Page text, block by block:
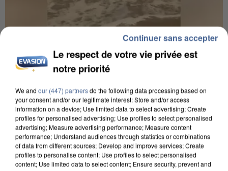
7h56
Une touriste de l’Oise emportée par une coulée de
boue en Haute-Savoie
Son corps a été retrouvé à cinq kilomètres de là.
Le respect de votre vie privée est
notre priorité
We and our (447) partnersdo the following data processing based on
your consent and/or our legitimate interest: Store and/or access
information on a device; Use limited data to select advertising; Create
profiles for personalised advertising; Use profiles to select personalised
advertising; Measure advertising performance; Measure content
performance; Understand audiences through statistics or combinations
of data from different sources; Develop and improve services; Create
profiles to personalise content; Use profiles to select personalised
content; Use limited data to select content; Ensure security, prevent and
Continuer sans accepter